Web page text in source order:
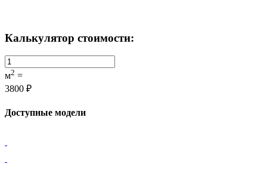
Калькулятор стоимости:
м2 =
3800 ₽
Доступные модели